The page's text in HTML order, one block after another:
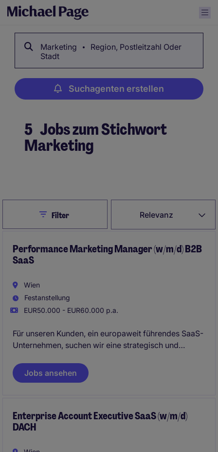
Marketing
Region, Postleitzahl Oder
Stadt
Suchagenten erstellen
5 Jobs zum Stichwort
Marketing
Relevanz
CloseFilter
Performance Marketing Manager (w/m/d) B2B
SaaS
Wien
Festanstellung
EUR50.000 - EUR60.000 p.a.
Für unseren Kunden, ein europaweit führendes SaaS-
Unternehmen, suchen wir eine strategisch und
Marketing Manager (w/m/d)
verantwortlich für den Aufbau und die Optimierung
Wachstum und zur Pipeline des Unternehmens bei.
Jobs ansehen
Enterprise Account Executive SaaS (w/m/d)
DACH